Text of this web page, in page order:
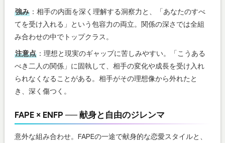
強み ：相手の内面を深く理解する洞察力と、「あなたのすべ
てを受け入れる」という包容力の両立。関係の深さでは全組
み合わせの中でトップクラス。
注意点 ：理想と現実のギャップに苦しみやすい。「こうある
べき二人の関係」に固執して、相手の変化や成長を受け入れ
られなくなることがある。相手がその理想像から外れたと
き、深く傷つく。
FAPE × ENFP ── 献身と自由のジレンマ
意外な組み合わせ。FAPEの一途で献身的な恋愛スタイルと、